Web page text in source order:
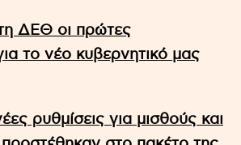
ΔΕΘ οι πρώτες
το νέο κυβερνητικό μας
ρυθμίσεις για μισθούς και